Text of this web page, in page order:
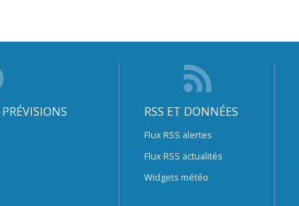
RSS ET DONNÉES
Flux RSS alertes
Flux RSS actualités
Widgets météo